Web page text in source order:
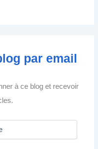
par email
à ce blog et recevoir